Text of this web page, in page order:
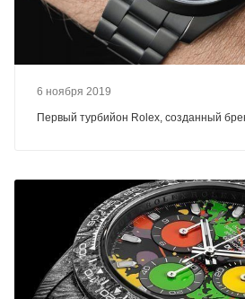
6 ноября 2019
Первый турбийон Rolex, созданный